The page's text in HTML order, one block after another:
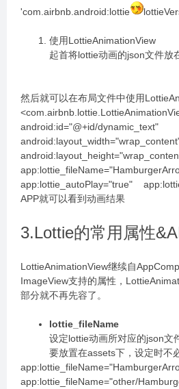
'com.airbnb.android:lottie
使用LottieAnimationView
起首将lottie动画的json文件放
然后就可以在布局文件中使用
android:id="@+id/dynamic_text"
app:lottie_autoPlay="true"
APP就可以看到动画结果
3.Lottie的常用属性
LottieAnimationView继续自
ImageView支持的属性，
部分就不再先容了。
lottie_fileName
设定lottie动画所对应的json文
要放置在assets下，设定时不
app:lottie_fileName="other/